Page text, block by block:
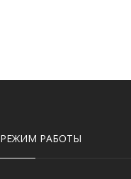
РЕЖИМ РАБОТЫ